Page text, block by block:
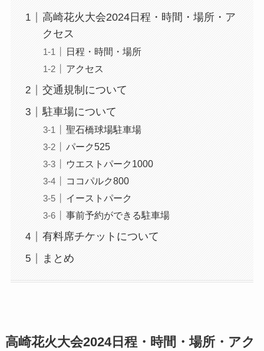
高崎花火大会2024日程・時間・場所・ア
クセス
日程・時間・場所
アクセス
交通規制について
駐車場について
聖石橋球場駐車場
パーク525
ウエストパーク1000
ココパルク800
イーストパーク
事前予約ができる駐車場
有料席チケットについて
まとめ
高崎花火大会2024日程・時間・場所・アク